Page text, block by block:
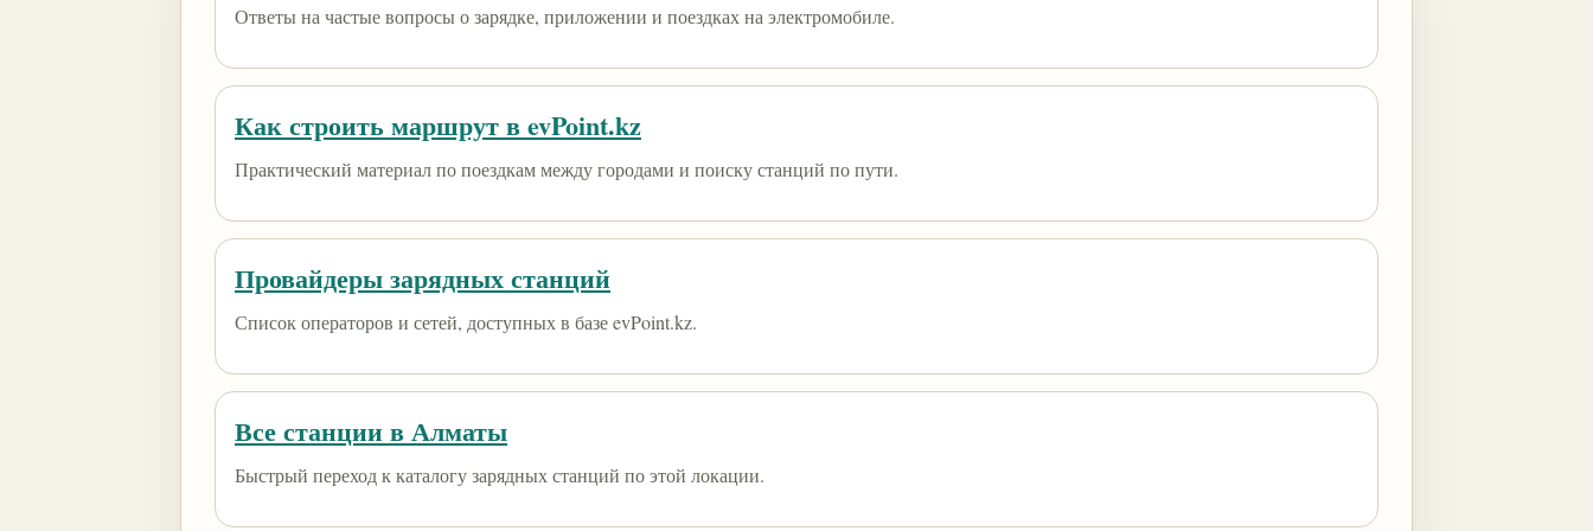
Ответы на частые вопросы о зарядке, приложении и поездках на электромобиле.
Как строить маршрут в evPoint.kz
Практический материал по поездкам между городами и поиску станций по пути.
Провайдеры зарядных станций
Список операторов и сетей, доступных в базе evPoint.kz.
Все станции в Алматы
Быстрый переход к каталогу зарядных станций по этой локации.